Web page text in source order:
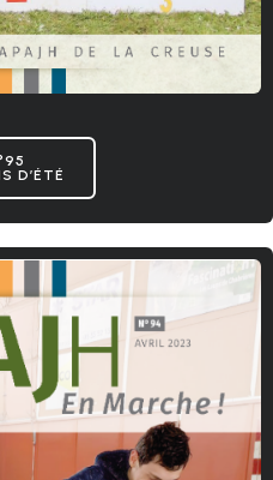
D’ÉTÉ